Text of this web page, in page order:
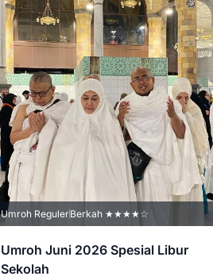
Umroh RegulerBerkah ★★★★☆
Umroh Juni 2026 Spesial Libur
Sekolah